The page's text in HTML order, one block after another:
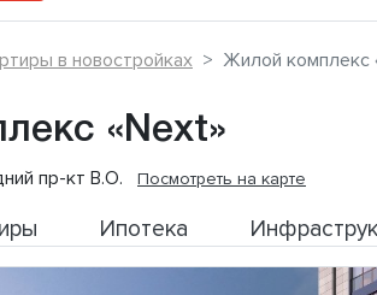
в новостройках Жилой комплекс
«Next»
пр-кт В.О. Посмотреть на карте
Ипотека